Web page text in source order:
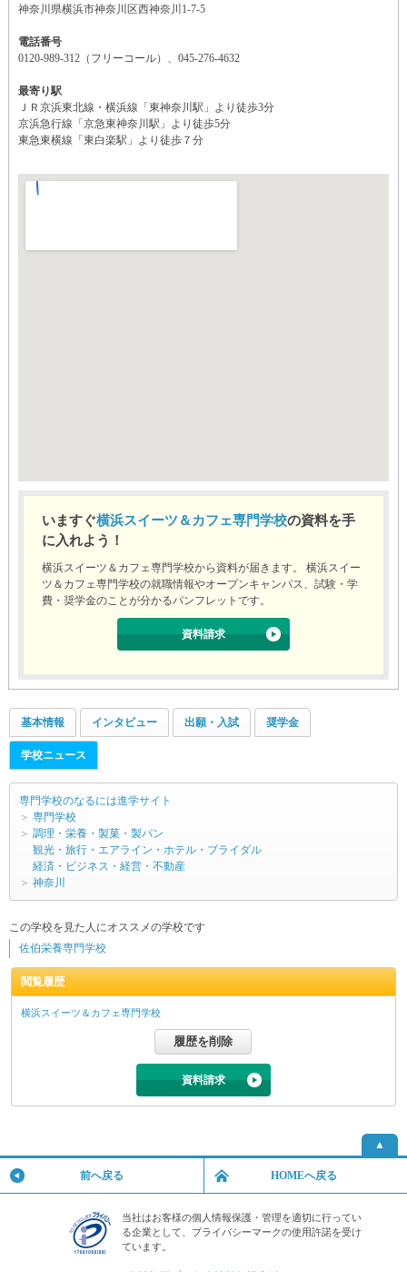
神奈川県横浜市神奈川区西神奈川1-7-5
電話番号
0120-989-312（フリーコール）、045-276-4632
最寄り駅
ＪＲ京浜東北線・横浜線「東神奈川駅」より徒歩3分
京浜急行線「京急東神奈川駅」より徒歩5分
東急東横線「東白楽駅」より徒歩７分
いますぐ横浜スイーツ＆カフェ専門学校の資料を手
に入れよう！
横浜スイーツ＆カフェ専門学校から資料が届きます。 横浜スイー
ツ＆カフェ専門学校の就職情報やオープンキャンパス、試験・学
費・奨学金のことが分かるパンフレットです。
資料請求
基本情報 インタビュー 出願・入試 奨学金
学校ニュース
専門学校のなるには進学サイト
＞ 専門学校
＞ 調理・栄養・製菓・製パン
観光・旅行・エアライン・ホテル・ブライダル
経済・ビジネス・経営・不動産
＞ 神奈川
この学校を見た人にオススメの学校です
佐伯栄養専門学校
閲覧履歴
横浜スイーツ＆カフェ専門学校
資料請求
▲
前へ戻る HOMEへ戻る
当社はお客様の個人情報保護・管理を適切に行ってい
る企業として、プライバシーマークの使用許諾を受け
ています。